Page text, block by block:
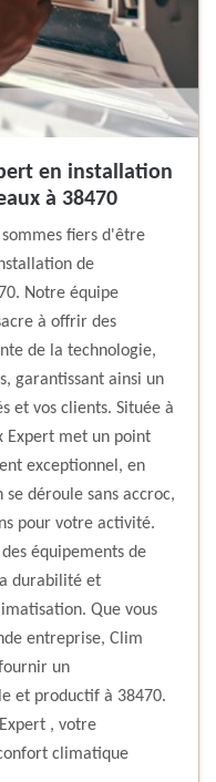
en installation
à 38470
fiers d'être
de
Notre équipe
à offrir des
de la technologie,
garantissant ainsi un
et vos clients. Située à
Expert met un point
exceptionnel, en
déroule sans accroc,
pour votre activité.
équipements de
durabilité et
Que vous
entreprise, Clim
un
et productif à 38470.
, votre
climatique